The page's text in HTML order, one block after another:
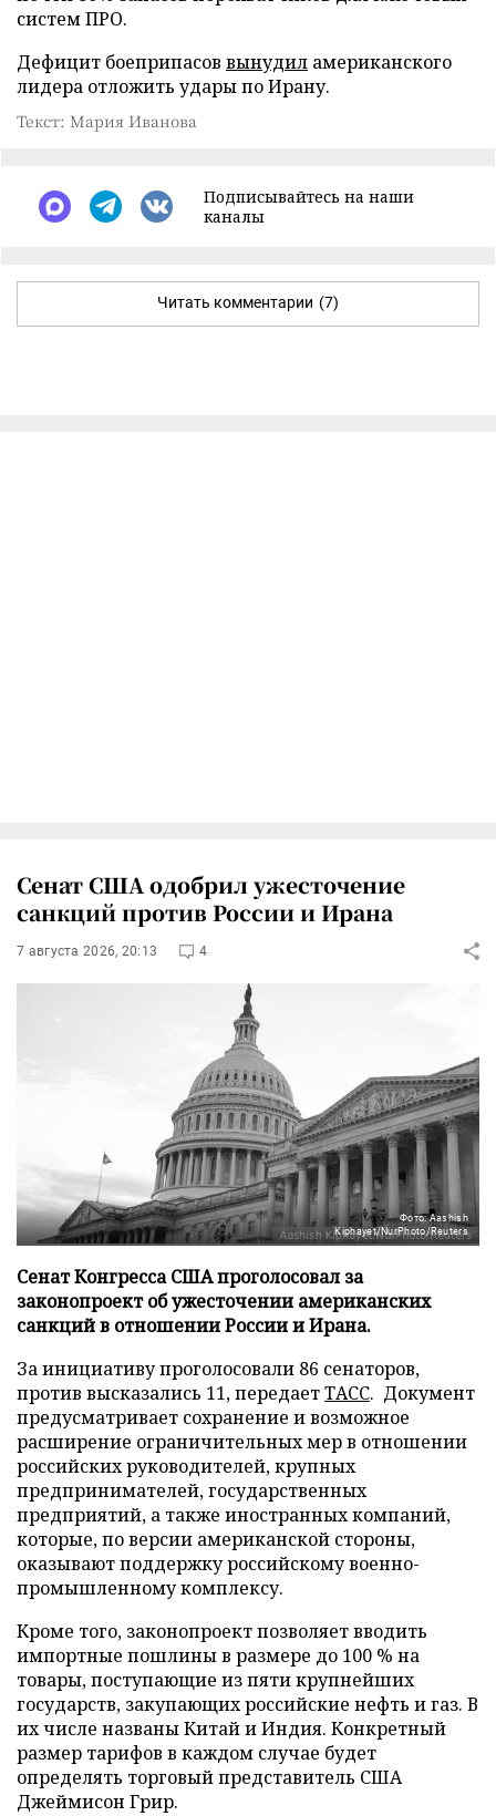
систем ПРО.
Дефицит боеприпасов вынудил американского
лидера отложить удары по Ирану.
Текст: Мария Иванова
Подписывайтесь на наши
каналы
Читать комментарии (7)
Сенат США одобрил ужесточение
санкций против России и Ирана
7 августа 2026, 20:13 4
Фото: Aashish
Kiphayet/NurPhoto/Reuters
Сенат Конгресса США проголосовал за
законопроект об ужесточении американских
санкций в отношении России и Ирана.
За инициативу проголосовали 86 сенаторов,
против высказались 11, передаетТАСС. Документ
предусматривает сохранение и возможное
расширение ограничительных мер в отношении
российских руководителей, крупных
предпринимателей, государственных
предприятий, а также иностранных компаний,
которые, по версии американской стороны,
оказывают поддержку российскому военно-
промышленному комплексу.
Кроме того, законопроект позволяет вводить
импортные пошлины в размере до 100 % на
товары, поступающие из пяти крупнейших
государств, закупающих российские нефть и газ. В
их числе названы Китай и Индия. Конкретный
размер тарифов в каждом случае будет
определять торговый представитель США
Джеймисон Грир.